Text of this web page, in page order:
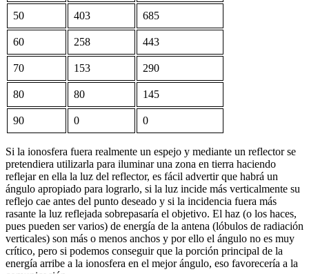
50 403 685
60 258 443
70 153 290
80 80 145
90 0 0
Si la ionosfera fuera realmente un espejo y mediante un reflector se
pretendiera utilizarla para iluminar una zona en tierra haciendo
reflejar en ella la luz del reflector, es fácil advertir que habrá un
ángulo apropiado para lograrlo, si la luz incide más verticalmente su
reflejo cae antes del punto deseado y si la incidencia fuera más
rasante la luz reflejada sobrepasaría el objetivo. El haz (o los haces,
pues pueden ser varios) de energía de la antena (lóbulos de radiación
verticales) son más o menos anchos y por ello el ángulo no es muy
crítico, pero si podemos conseguir que la porción principal de la
energía arribe a la ionosfera en el mejor ángulo, eso favorecería a la